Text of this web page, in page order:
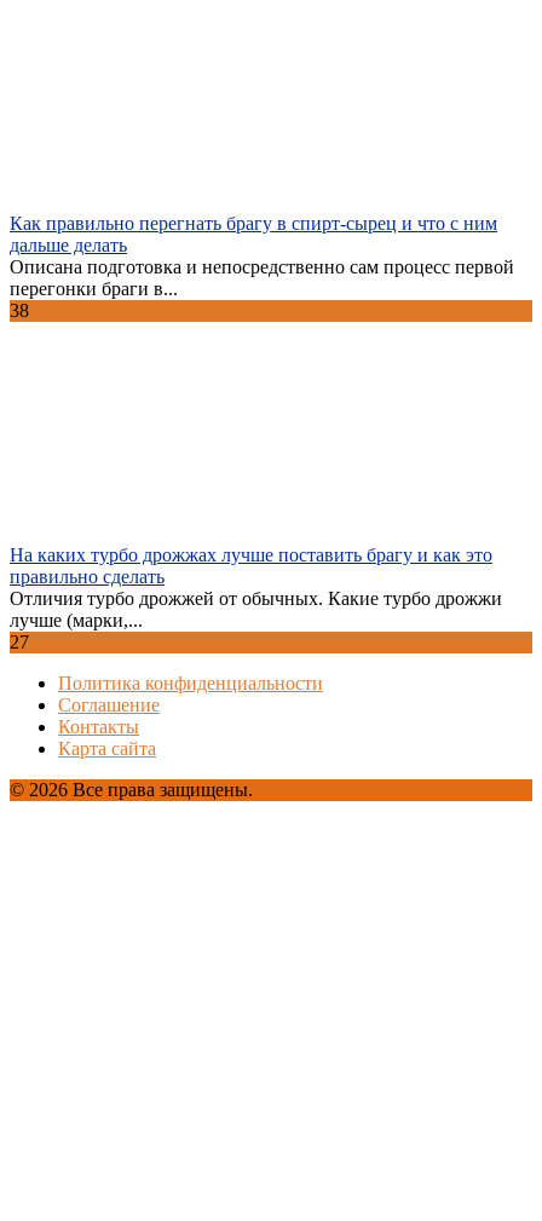
Как правильно перегнать брагу в спирт-сырец и что с ним
дальше делать
Описана подготовка и непосредственно сам процесс первой
перегонки браги в...
38
На каких турбо дрожжах лучше поставить брагу и как это
правильно сделать
Отличия турбо дрожжей от обычных. Какие турбо дрожжи
лучше (марки,...
27
Политика конфиденциальности
Соглашение
Контакты
Карта сайта
© 2026 Все права защищены.